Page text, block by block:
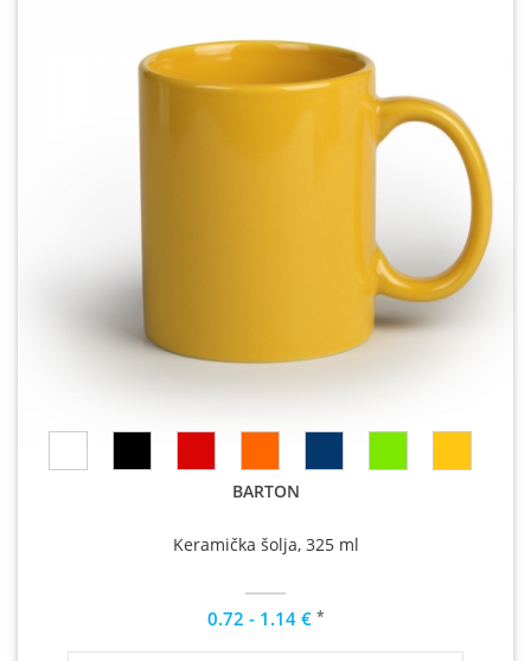
BARTON
Keramička šolja, 325 ml
0.72 - 1.14 € *